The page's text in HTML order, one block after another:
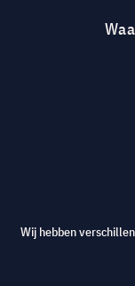
Wij hebben